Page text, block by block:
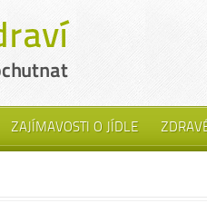
ZAJÍMAVOSTI O JÍDLE